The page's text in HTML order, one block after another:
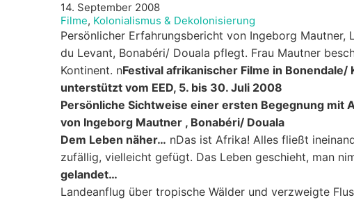
14. September 2008
Filme, Kolonialismus & Dekolonisierung
Persönlicher Erfahrungsbericht von Ingeborg
du Levant, Bonabéri/ Douala pflegt. Frau Mautner
Kontinent. nFestival afrikanischer Filme in Bonendale/
unterstützt vom EED, 5. bis 30. Juli 2008
Persönliche Sichtweise einer ersten Begegnung mit
von Ingeborg Mautner , Bonabéri/ Douala
Dem Leben näher… nDas ist Afrika! Alles fließt
zufällig, vielleicht gefügt. Das Leben geschieht, man
gelandet…
Landeanflug über tropische Wälder und verzweigte